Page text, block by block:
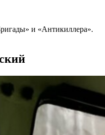
и «Антикиллера».